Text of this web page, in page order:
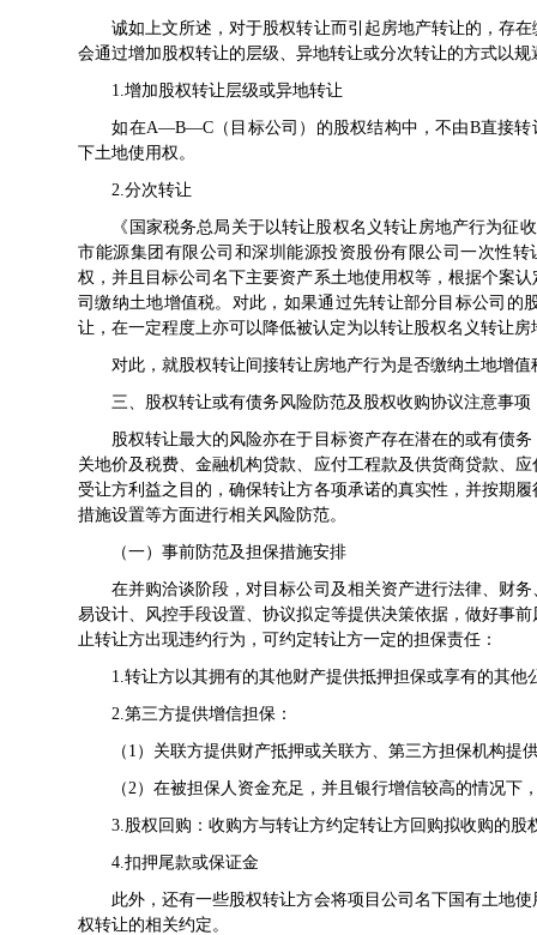
诚如上文所述，对于股权转让而引起房地产转让的，存在
会通过增加股权转让的层级、异地转让或分次转让的方式以
1.增加股权转让层级或异地转让
如在A—B—C（目标公司）的股权结构中，不由B直接转
下土地使用权。
2.分次转让
《 国家税务总局关于以转让股权名义转让房地产行为征
市能源集团有限公司和深圳能源投资股份有限公司一次性
权，并且目标公司名下主要资产系土地使用权等，根据个案
司缴纳土地增值税。对此，如果通过先转让部分目标公司
让，在一定程度上亦可以降低被认定为以转让股权名义转让
对此，就股权转让间接转让房地产行为是否缴纳土地增值
三、股权转让或有债务风险防范及股权收购协议注意事项
股权转让最大的风险亦在于目标资产存在潜在的或有债务
关地价及税费、金融机构贷款、应付工程款及供货商贷款、
受让方利益之目的，确保转让方各项承诺的真实性，并按期
措施设置等方面进行相关风险防范。
（一）事前防范及担保措施安排
在并购洽谈阶段，对目标公司及相关资产进行法律、财务
易设计、风控手段设置、协议拟定等提供决策依据，做好事
止转让方出现违约行为，可约定转让方一定的担保责任：
1.转让方以其拥有的其他财产提供抵押担保或享有的其他
2.第三方提供增信担保：
（1）关联方提供财产抵押或关联方、第三方担保机构提
（2）在被担保人资金充足，并且银行增信较高的情况下
3.股权回购：收购方与转让方约定转让方回购拟收购的股
4.扣押尾款或保证金
此外，还有一些股权转让方会将项目公司名下国有土地使
权转让的相关约定。